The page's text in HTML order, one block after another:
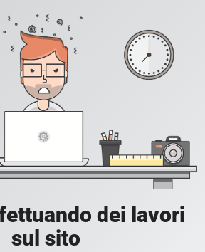
dei lavori
sul sito